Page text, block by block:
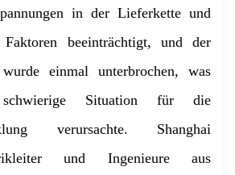
in der Lieferkette und
Faktoren beeinträchtigt, und der
einmal unterbrochen, was
Situation für die
verursachte. Shanghai
und Ingenieure aus